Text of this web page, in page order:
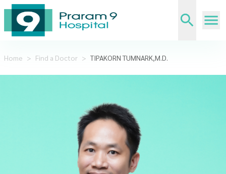
Home > Find a Doctor > TIPAKORN TUMNARK,M.D.